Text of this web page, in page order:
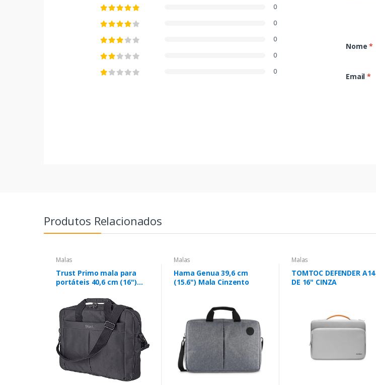
0
0
0
0
0
Nome*
Email*
Produtos Relacionados
Malas
Trust Primo mala para
portáteis 40,6 cm (16")
Malas
Hama Genua 39,6 cm
(15.6") Mala Cinzento
Malas
TOMTOC DEFENDER A14
DE 16" CINZA